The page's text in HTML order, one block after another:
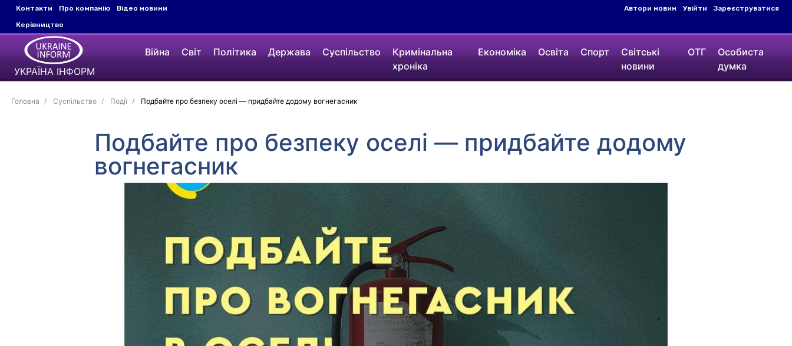
Контакти Про компанію
Відео новини
Керівництво
Автори новин Увійти Зареєструватися
УКРАЇНА ІНФОРМ
Війна Світ Політика Держава Суспільство
Кримінальна
хроніка
Економіка Освіта Спорт
Світські
новини
ОТГ
Особиста
думка
Головна Суспільство Події Подбайте про безпеку оселі — придбайте додому вогнегасник
Подбайте про безпеку оселі — придбайте додому
вогнегасник